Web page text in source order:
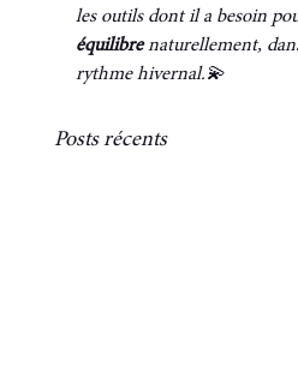
les outils dont il a besoin
équilibre naturellement,
rythme hivernal.💫
Posts récents